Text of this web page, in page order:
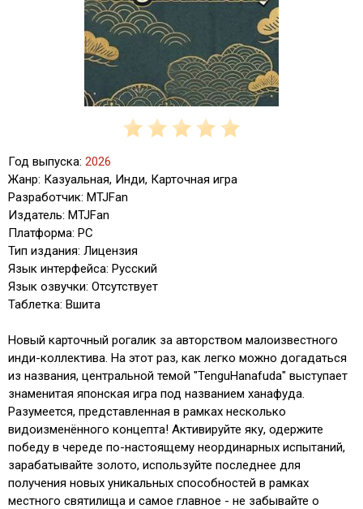
Год выпуска: 2026
Жанр: Казуальная, Инди, Карточная игра
Разработчик: MTJFan
Издатель: MTJFan
Платформа: PC
Тип издания: Лицензия
Язык интерфейса: Русский
Язык озвучки: Отсутствует
Таблетка: Вшита
Новый карточный рогалик за авторством малоизвестного
инди-коллектива. На этот раз, как легко можно догадаться
из названия, центральной темой "TenguHanafuda" выступает
знаменитая японская игра под названием ханафуда.
Разумеется, представленная в рамках несколько
видоизменённого концепта! Активируйте яку, одержите
победу в череде по-настоящему неординарных испытаний,
зарабатывайте золото, используйте последнее для
получения новых уникальных способностей в рамках
местного святилища и самое главное - не забывайте о